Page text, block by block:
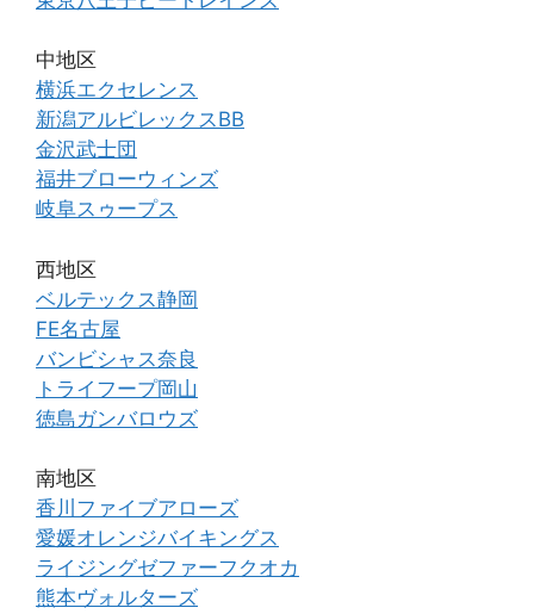
中地区
横浜エクセレンス
新潟アルビレックスBB
金沢武士団
福井ブローウィンズ
岐阜スゥープス
西地区
ベルテックス静岡
FE名古屋
バンビシャス奈良
トライフープ岡山
徳島ガンバロウズ
南地区
香川ファイブアローズ
愛媛オレンジバイキングス
ライジングゼファーフクオカ
熊本ヴォルターズ